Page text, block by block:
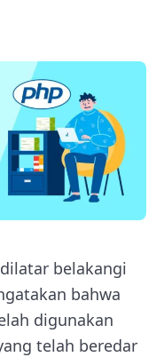
belakangi
bahwa
digunakan
telah beredar